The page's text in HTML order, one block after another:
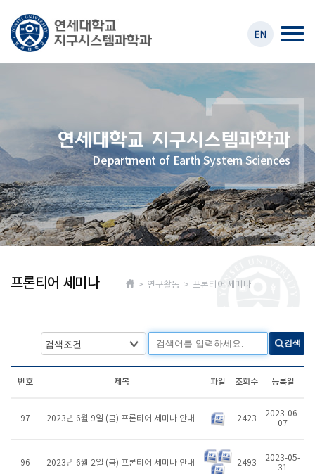
Department of Earth System Sciences
프론티어 세미나 > 연구활동 > 프론티어 세미나
검색
번호 제목 파일 조회수 등록일
97 2023년 6월 9일 (금) 프론티어 세미나 안내 2423
2023-06-
07
96 2023년 6월 2일 (금) 프론티어 세미나 안내 2493
2023-05-
31